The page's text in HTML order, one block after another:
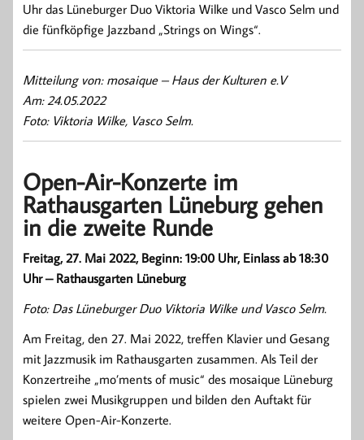
Uhr das Lüneburger Duo Viktoria Wilke und Vasco Selm und
die fünfköpfige Jazzband „Strings on Wings“.
Mitteilung von: mosaique – Haus der Kulturen e.V
Am: 24.05.2022
Foto: Viktoria Wilke, Vasco Selm.
Open-Air-Konzerte im
Rathausgarten Lüneburg gehen
in die zweite Runde
Freitag, 27. Mai 2022, Beginn: 19:00 Uhr, Einlass ab 18:30
Uhr – Rathausgarten Lüneburg
Foto: Das Lüneburger Duo Viktoria Wilke und Vasco Selm.
Am Freitag, den 27. Mai 2022, treffen Klavier und Gesang
mit Jazzmusik im Rathausgarten zusammen. Als Teil der
Konzertreihe „mo’ments of music“ des mosaique Lüneburg
spielen zwei Musikgruppen und bilden den Auftakt für
weitere Open-Air-Konzerte.